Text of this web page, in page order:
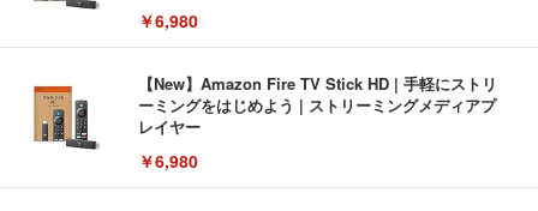
￥6,980
【New】Amazon Fire TV Stick HD | 手軽にストリ
ーミングをはじめよう | ストリーミングメディアプ
レイヤー
￥6,980